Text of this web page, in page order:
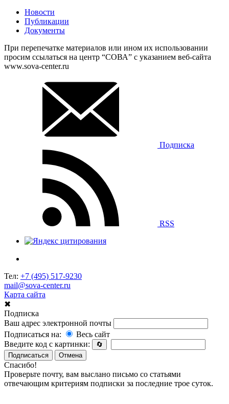
Новости
Публикации
Документы
При перепечатке материалов или ином их использовании
просим ссылаться на центр “СОВА” с указанием веб-сайта
www.sova-center.ru
Подписка
RSS
Тел: +7 (495) 517-9230
mail@sova-center.ru
Карта сайта
✖
Подписка
Ваш адрес электронной почты
Подписаться на:
Весь сайт
Введите код с картинки:
🔄
Подписаться
Отмена
Спасибо!
Проверьте почту, вам выслано письмо со статьями
отвечающим критериям подписки за последние трое суток.